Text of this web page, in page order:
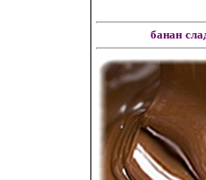
банан